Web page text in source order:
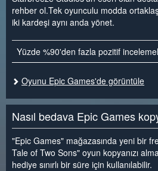
rehber ol.Tek oyunculu modda
iki kardeşi aynı anda yönet.
Yüzde %90'den fazla pozitif
Oyunu Epic Games'de görüntüle
Nasıl bedava Epic Games
"Epic Games" mağazasında yeni bir
Tale of Two Sons" oyun kopyanızı
hediye sınırlı bir süre için kullanılabilir.